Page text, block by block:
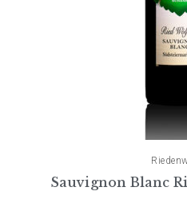
Sauvignon Blanc